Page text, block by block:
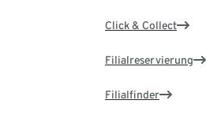
Click & Collect
Filialreservierung
Filialfinder